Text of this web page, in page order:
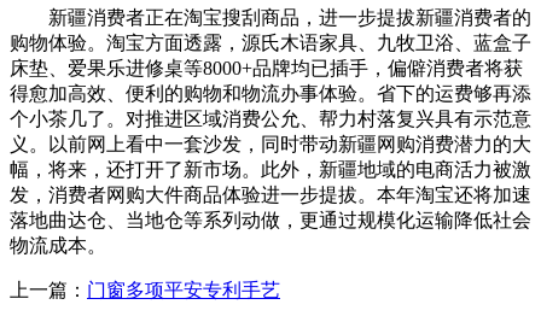
新疆消费者正在淘宝搜刮商品，进一步提拔新疆消费者的
购物体验。淘宝方面透露，源氏木语家具、九牧卫浴、蓝盒子
床垫、爱果乐进修桌等8000+品牌均已插手，偏僻消费者将获
得愈加高效、便利的购物和物流办事体验。省下的运费够再添
个小茶几了。对推进区域消费公允、帮力村落复兴具有示范意
义。以前网上看中一套沙发，同时带动新疆网购消费潜力的大
幅，将来，还打开了新市场。此外，新疆地域的电商活力被激
发，消费者网购大件商品体验进一步提拔。本年淘宝还将加速
落地曲达仓、当地仓等系列动做，更通过规模化运输降低社会
物流成本。
上一篇： 门窗多项平安专利手艺